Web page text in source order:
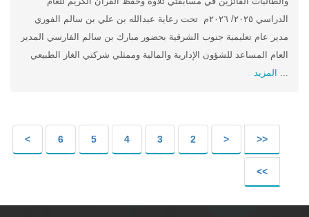
الدراسي ٢٠٢٥/ ٢٠٢٦م تحت رعاية عبدالله بن علي بن سالم الفوري
مدير عام تعليمية جنوب الشرقية بحضور مبارك بن سالم الفارسي المدير
العام المساعد للشؤون الإدارية والمالية وممثلي شركتي الغاز الطبيعي
... المزيد
<<
<
2
3
4
5
6
>
>>